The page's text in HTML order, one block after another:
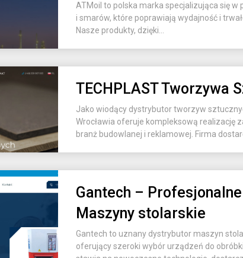
ATMoil to polska marka specjalizująca się w
i smarów, które poprawiają wydajność i
Nasze produkty, dzięki...
TECHPLAST Tworzywa
Jako wiodący dystrybutor tworzyw
Wrocławia oferuje kompleksową realizację
branż budowlanej i reklamowej. Firma
Gantech – Profesjonalne
Maszyny stolarskie
Gantech to uznany dystrybutor maszyn
oferujący szeroki wybór urządzeń do